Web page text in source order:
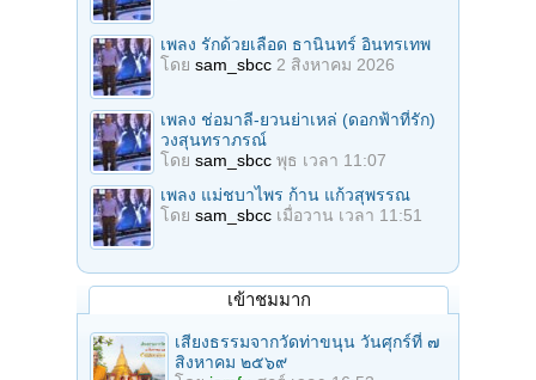
เพลง รักด้วยเลือด ธานินทร์ อินทรเทพ
โดย sam_sbcc 2 สิงหาคม 2026
เพลง ช่อมาลี-ยวนย่าเหล่ (ดอกฟ้าที่รัก)
วงสุนทราภรณ์
โดย sam_sbcc พุธ เวลา 11:07
เพลง แม่ชบาไพร ก้าน แก้วสุพรรณ
โดย sam_sbcc เมื่อวาน เวลา 11:51
เข้าชมมาก
เสียงธรรมจากวัดท่าขนุน วันศุกร์ที่ ๗
สิงหาคม ๒๕๖๙